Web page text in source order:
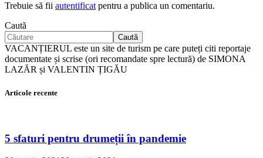
Trebuie să fii autentificatpentru a publica un comentariu.
Caută
Caută
VACANȚIERUL este un site de turism pe care puteți citi reportaje
documentate și scrise (ori recomandate spre lectură) de SIMONA
LAZĂR și VALENTIN ȚIGĂU
Articole recente
5 sfaturi pentru drumeții în pandemie